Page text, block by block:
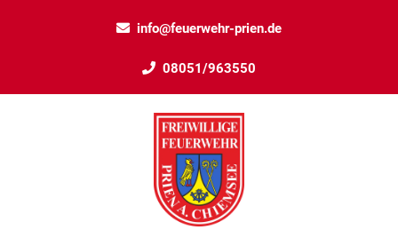
info@feuerwehr-prien.de
08051/963550